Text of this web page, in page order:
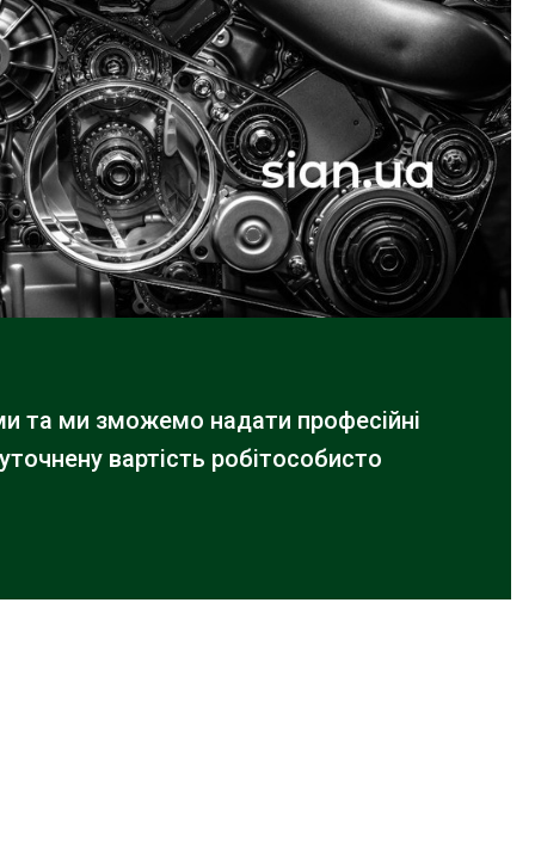
та ми зможемо надати професійні
вартість робітособисто